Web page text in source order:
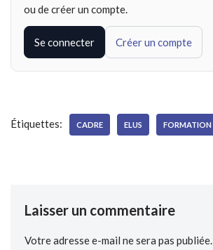
ou de créer un compte.
Se connecter Créer un compte
Étiquettes: CADRE ELUS FORMATION
Laisser un commentaire
Votre adresse e-mail ne sera pas publiée.